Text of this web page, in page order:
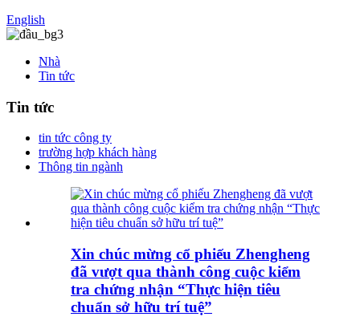
English
Nhà
Tin tức
Tin tức
tin tức công ty
trường hợp khách hàng
Thông tin ngành
Xin chúc mừng cổ phiếu Zhengheng
đã vượt qua thành công cuộc kiểm
tra chứng nhận “Thực hiện tiêu
chuẩn sở hữu trí tuệ”